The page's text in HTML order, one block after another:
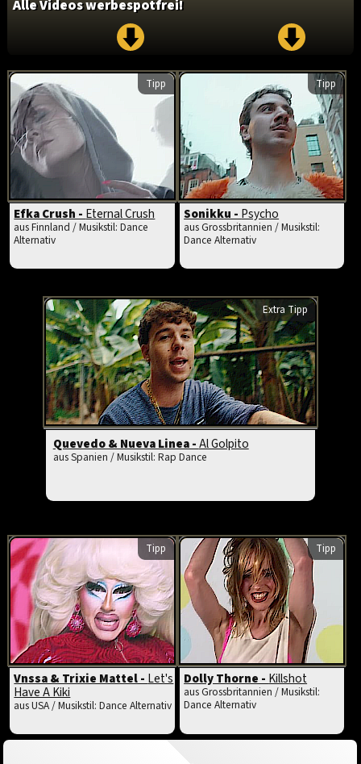
Alle Videos werbespotfrei!
Tipp
Efka Crush - Eternal Crush
aus Finnland / Musikstil: Dance
Alternativ
Tipp
Sonikku - Psycho
aus Grossbritannien / Musikstil:
Dance Alternativ
Extra Tipp
Quevedo & Nueva Linea -Al Golpito
aus Spanien / Musikstil: Rap Dance
Tipp
Vnssa & Trixie Mattel -Let's
Have A Kiki
aus USA / Musikstil: Dance Alternativ
Tipp
Dolly Thorne -Killshot
aus Grossbritannien / Musikstil:
Dance Alternativ